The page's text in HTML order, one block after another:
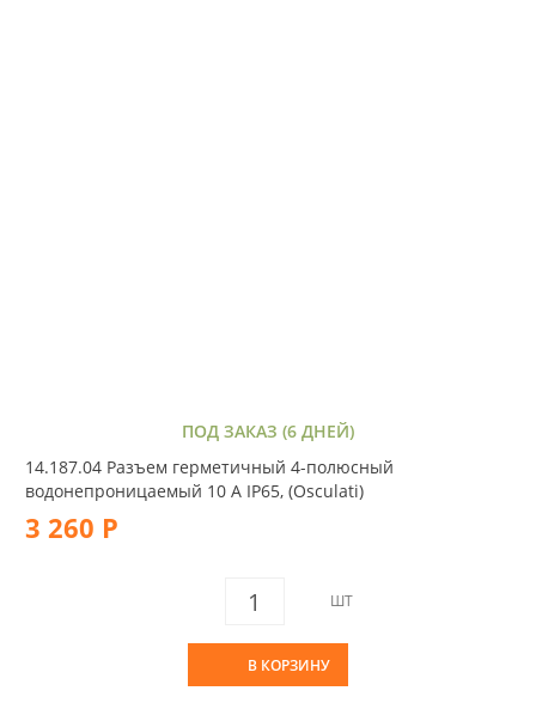
ПОД ЗАКАЗ (6 ДНЕЙ)
14.187.04 Разъем герметичный 4-полюсный
водонепроницаемый 10 А IP65, (Osculati)
3 260 Р
ШТ
В КОРЗИНУ